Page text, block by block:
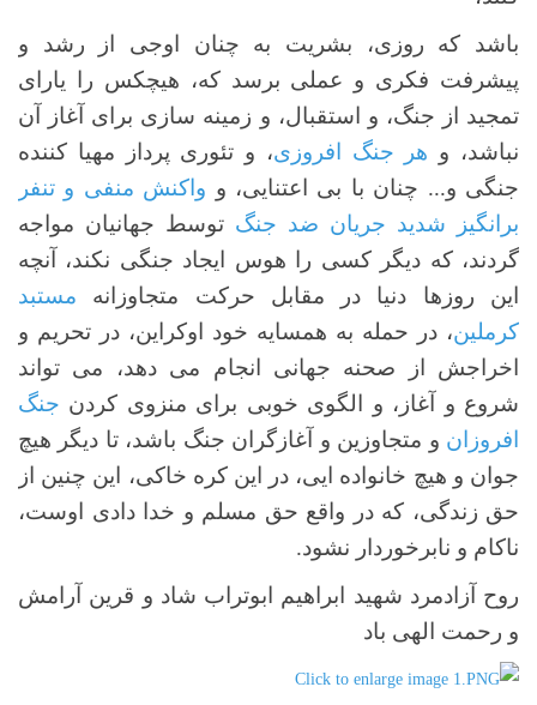
باشد که روزی، بشریت به چنان اوجی از رشد و
پیشرفت فکری و عملی برسد که، هیچکس را یارای
تمجید از جنگ، و استقبال، و زمینه سازی برای آغاز آن
نباشد، و هر جنگ افروزی، و تئوری پرداز مهیا کننده
جنگی و... چنان با بی اعتنایی، و واکنش منفی و تنفر
برانگیز شدید جریان ضد جنگ توسط جهانیان مواجه
گردند، که دیگر کسی را هوس ایجاد جنگی نکند، آنچه
این روزها دنیا در مقابل حرکت متجاوزانه مستبد
کرملین، در حمله به همسایه خود اوکراین، در تحریم و
اخراجش از صحنه جهانی انجام می دهد، می تواند
شروع و آغاز، و الگوی خوبی برای منزوی کردن جنگ
افروزان و متجاوزین و آغازگران جنگ باشد، تا دیگر هیچ
جوان و هیچ خانواده ایی، در این کره خاکی، این چنین از
حق زندگی، که در واقع حق مسلم و خدا دادی اوست،
ناکام و نابرخوردار نشود.
روح آزادمرد شهید ابراهیم ابوتراب شاد و قرین آرامش
و رحمت الهی باد